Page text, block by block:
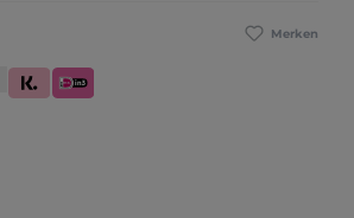
Merken
/ Betaalpas
Klarna (Achteraf betalen / In delen
iDeal IN3